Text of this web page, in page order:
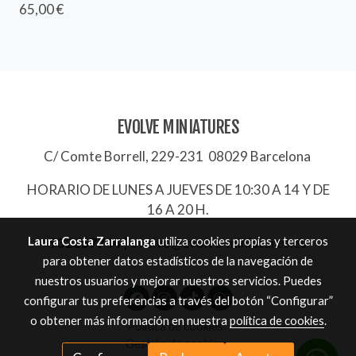
65,00 €
EVOLVE MINIATURES
C/ Comte Borrell, 229-231 08029 Barcelona
HORARIO DE LUNES A JUEVES DE 10:30 A 14 Y DE
16 A 20 H.
932657744|evolve@evolve-miniatures.es
Política de cookies
Gestión de cookies
Laura Costa Zarralanga utiliza cookies propias y terceros
para obtener datos estadísticos de la navegación de
nuestros usuarios y mejorar nuestros servicios. Puedes
configurar tus preferencias a través del botón “Configurar”
o obtener más información en nuestra política de cookies.